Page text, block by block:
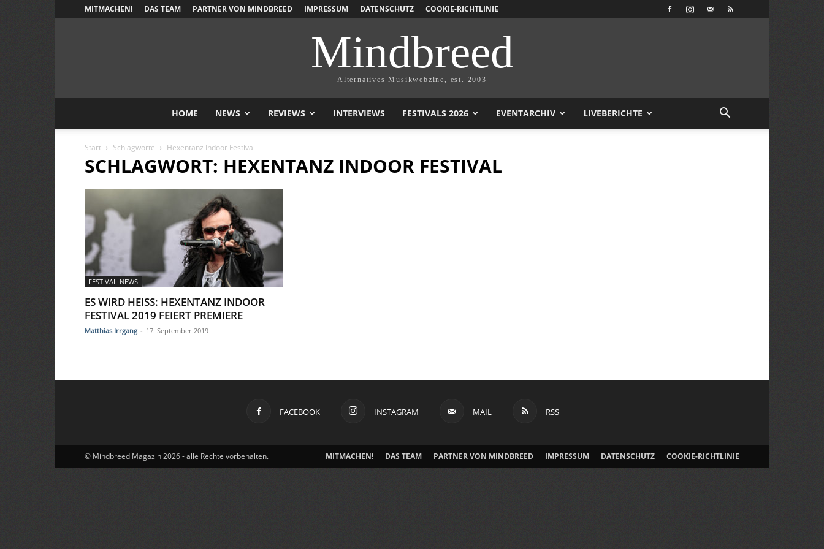
MITMACHEN! DAS TEAM PARTNER VON MINDBREED IMPRESSUM DATENSCHUTZ COOKIE-RICHTLINIE
Mindbreed
Alternatives Musikwebzine, est. 2003
HOME NEWS REVIEWS INTERVIEWS FESTIVALS 2026 EVENTARCHIV LIVEBERICHTE
Start Schlagworte Hexentanz Indoor Festival
SCHLAGWORT: HEXENTANZ INDOOR FESTIVAL
FESTIVAL-NEWS
ES WIRD HEISS: HEXENTANZ INDOOR F
ESTIVAL 2019 FEIERT PREMIERE
Matthias Irrgang - 17. September 2019
FACEBOOK INSTAGRAM MAIL RSS
MITMACHEN! DAS TEAM PARTNER VON MINDBREED IMPRESSUM DATENSCHUTZ COOKIE-RICHTLINIE
© Mindbreed Magazin 2026 - alle Rechte vorbehalten.